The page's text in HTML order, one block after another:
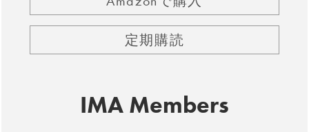
定期購読
IMA Members